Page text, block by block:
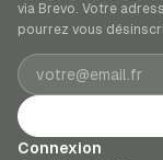
via Brevo. Votre
pourrez vous
Adresse e-mail
Connexion